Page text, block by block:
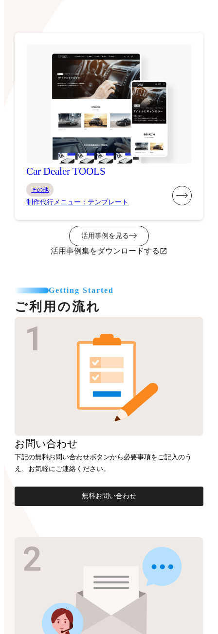
Car Dealer TOOLS
その他
制作代行メニュー：テンプレート
活用事例を見る
活用事例集をダウンロードする
Getting Started
ご利用の流れ
お問い合わせ
下記の無料お問い合わせボタンから必要事項をご記入のう
え、お気軽にご連絡ください。
無料お問い合わせ